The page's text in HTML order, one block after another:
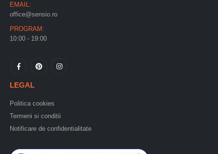
EMAIL:
office@sensio.ro
PROGRAM:
10:00 - 19:00
LEGAL
Politica cookies
Termeni si conditii
Notificare de confidentialitate